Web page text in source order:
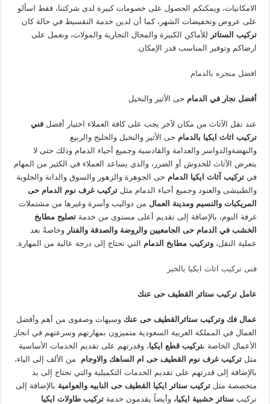
الامكانيات، ويمكنكم الحصول على خصومات كبيرة لدى شركتنا، فقط اسألو
على عروض وتخفيضات الشهر، كما أن لدين خدمة التقسيط في حالة كان
تركيب الستائر للأماكن الكبيرة والمحال التجارية والمولات، ونعمل على
ارضاكم وتوفير المناسب قدر الإمكان.
افضل منجره بالدمام
أفضل نجار في الدمام حى الأثير والنخيل
عند نقل الآثاث من مكان لآخر يجب على كافة العملاء اختيار أفضلفني
تركيب اثاث ايكيا بالدمام حى الأثير والنخيل والخليج والربيع
والنهضةوالدواسر والعدامة والقادسية وجميع أحياء الدمام وذلك حتى لا
يتعرض الآثاث للخدوش أو الضرر، والذي يساعد العملاء في الكثير من المهام
فيتركيب آثاث ايكيا الدمام حى الجوهرة والزهور والسوق والدانة والجلوية
والطبيشى والعنود وجميع أحياء الدمام مثلتركيب غرف نوم الدمام حى
المريكبات والنسيم ومدينة العمال من دواليب وأسرة وغيرها من مشتملات
غرفة النوم، بالإضافة إلى تقديم أعلى مستوى من خدمةتصليح مطابخ
الخشب في الدمام حى الجامعيين والروضة والصدفة والفناروخاصةً بعد
عملية النقل،وتركيب مطابخ الدمام التي تحتاج إلى درجة عالية من المهارة.
فنى تركيب اثاث ايكيا بالخبر
عامل تركيب ستائر القطيفحى عنك
عمال فك وتركيب ستائرالقطيفحى عنك وسيهات وصفوى من أهم وأفضل
العمال في المملكة العربية السعودية متميزون بمهارتهم وسرعتهم في انجاز
الأعمال الخاصة بتركيب قطع ايكيا، وقدرتهم على تقديم الخدمات الأساسية
مثلتركيب غرف نوم القطيفحى ام الساهك والاوجام من الألف إلى الياء،
بالإضافة إلى قدرتهم على تقديم الخدمات التكميلية والتي تحتاج إلى يد
متخصصة مثلتركيب ستائر ايكيا القطيفحى النابيه والعوامية بالإضافة إلى
تركيبستائر خشبية ايكيا،وأيضاً يقدمون خدمةتركيب طاولات ايكيا